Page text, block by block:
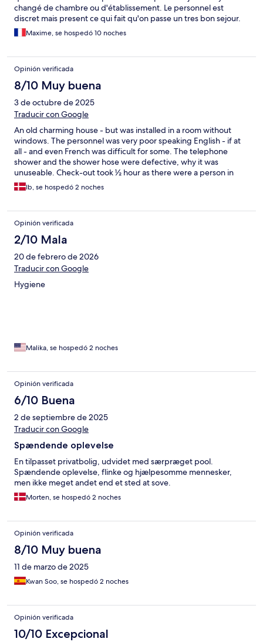
changé de chambre ou d'établissement. Le personnel est
discret mais present ce qui fait qu'on passe un tres bon sejour.
La chambre vue mer est géniale pour profiter des coucher de
soleil et aller à la piscine sans se soucier de ses affaires. Les petit
Apres 3 semaines, je me sentais comme a la maison et sans
soucis. Tres bonne destination, autant pour le cadre que pour
les services. Je reviendrais sans soucis.
Maxime, se hospedó 10 noches
Opinión verificada
8/10 Muy buena
3 de octubre de 2025
Traducir con Google
An old charming house - but was installed in a room without
windows. The personnel was very poor speaking English - if at
all - and even French was difficult for some. The telephone
shower and the shower hose were defective, why it was
unuseable. Check-out took ½ hour as there were a person in
charge who didn't understand French - only after somebody
(the owner?) was called, they did manage to give me an invoice
Ib, se hospedó 2 noches
Opinión verificada
2/10 Mala
20 de febrero de 2026
Traducir con Google
Hygiene
Malika, se hospedó 2 noches
Opinión verificada
6/10 Buena
2 de septiembre de 2025
Traducir con Google
Spændende oplevelse
En tilpasset privatbolig, udvidet med særpræget pool.
Spændende oplevelse, flinke og hjælpesomme mennesker,
men ikke meget andet end et sted at sove.
Morten, se hospedó 2 noches
Opinión verificada
8/10 Muy buena
11 de marzo de 2025
Kwan Soo, se hospedó 2 noches
Opinión verificada
10/10 Excepcional